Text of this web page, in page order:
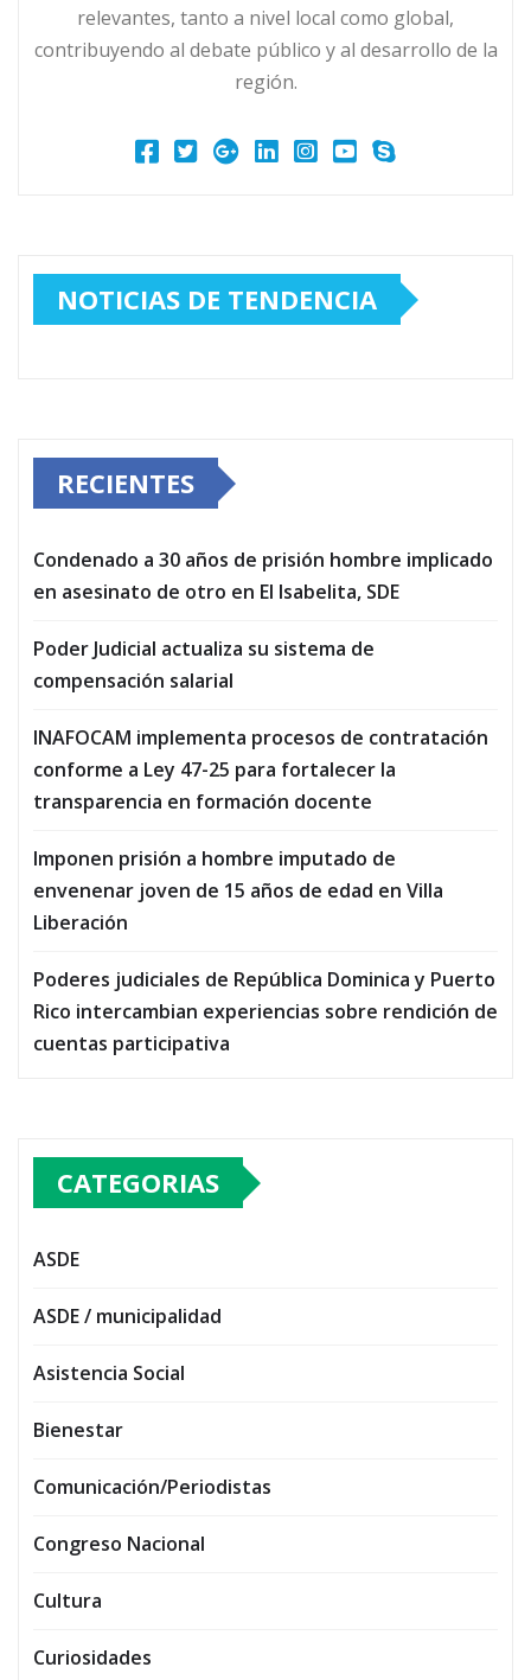
relevantes, tanto a nivel local como global,
contribuyendo al debate público y al desarrollo de la
región.
NOTICIAS DE TENDENCIA
RECIENTES
Condenado a 30 años de prisión hombre implicado
en asesinato de otro en El Isabelita, SDE
Poder Judicial actualiza su sistema de
compensación salarial
INAFOCAM implementa procesos de contratación
conforme a Ley 47-25 para fortalecer la
transparencia en formación docente
Imponen prisión a hombre imputado de
envenenar joven de 15 años de edad en Villa
Liberación
Poderes judiciales de República Dominica y Puerto
Rico intercambian experiencias sobre rendición de
cuentas participativa
CATEGORIAS
ASDE
ASDE / municipalidad
Asistencia Social
Bienestar
Comunicación/Periodistas
Congreso Nacional
Cultura
Curiosidades